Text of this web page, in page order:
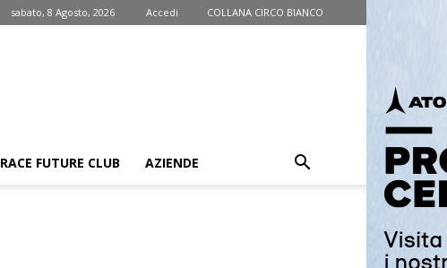
sabato, 8 Agosto, 2026 Accedi COLLANA CIRCO BIANCO
RACE FUTURE CLUB AZIENDE